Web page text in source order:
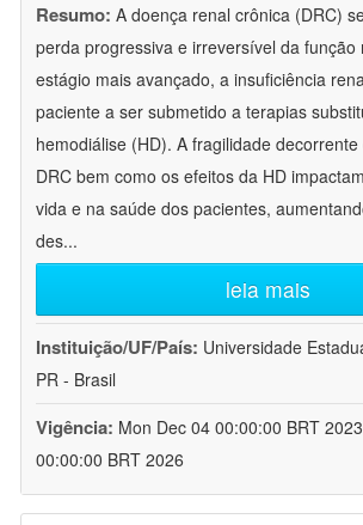
Resumo: A doença renal crônica (DRC)
perda progressiva e irreversível da função
estágio mais avançado, a insuficiência
paciente a ser submetido a terapias
hemodiálise (HD). A fragilidade
DRC bem como os efeitos da HD
vida e na saúde dos pacientes,
des...
leia mais
Instituição/UF/País: Universidade
PR - Brasil
Vigência: Mon Dec 04 00:00:00 BRT
00:00:00 BRT 2026